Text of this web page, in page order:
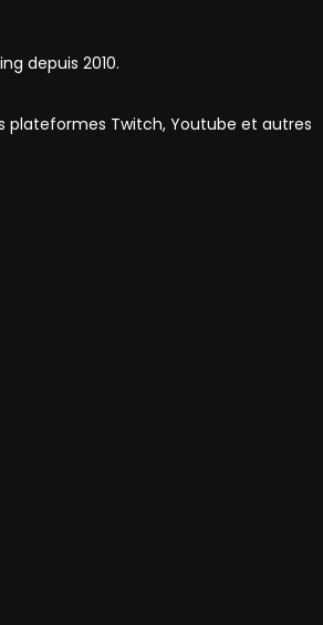
depuis 2010.
plateformes Twitch, Youtube et autres